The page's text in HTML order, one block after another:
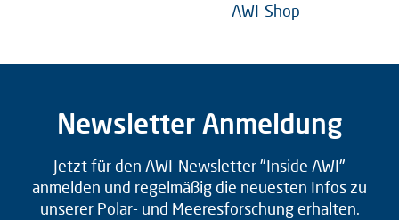
AWI-Shop
Newsletter Anmeldung
Jetzt für den AWI-Newsletter "Inside AWI"
anmelden und regelmäßig die neuesten Infos zu
unserer Polar- und Meeresforschung erhalten.